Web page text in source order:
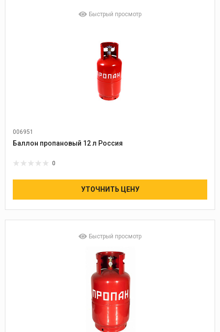
Быстрый просмотр
006951
Баллон пропановый 12 л Россия
0
УТОЧНИТЬ ЦЕНУ
Быстрый просмотр